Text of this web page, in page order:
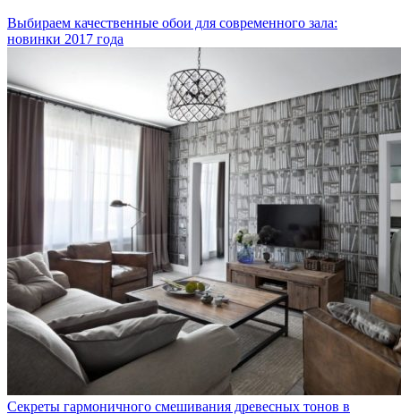
Выбираем качественные обои для современного зала:
новинки 2017 года
Секреты гармоничного смешивания древесных тонов в